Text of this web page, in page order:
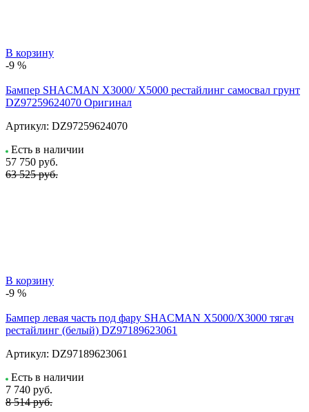
В корзину
-9 %
Бампер SHACMAN X3000/ X5000 рестайлинг самосвал грунт
DZ97259624070 Оригинал
Артикул: DZ97259624070
Есть в наличии
57 750 руб.
63 525 руб.
В корзину
-9 %
Бампер левая часть под фару SHACMAN X5000/X3000 тягач
рестайлинг (белый) DZ97189623061
Артикул: DZ97189623061
Есть в наличии
7 740 руб.
8 514 руб.